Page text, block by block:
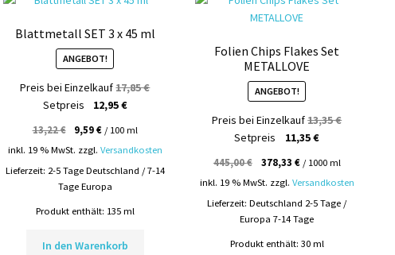
Blattmetall SET 3 x 45 ml
ANGEBOT!
Preis bei Einzelkauf17,85€Ursprünglicher
Setpreis 12,95€Aktueller
12,95 €.
13,22€ 9,59€ / 100 ml
inkl. 19 % MwSt. zzgl. Versandkosten
Lieferzeit: 2-5 Tage Deutschland / 7-14
Tage Europa
Produkt enthält: 135 ml
In den Warenkorb
Folien Chips Flakes Set
METALLOVE
ANGEBOT!
Preis bei Einzelkauf13,35€
Setpreis 11,35€Aktueller
11,35 €.
445,00€ 378,33 €/ 1000 ml
inkl. 19 % MwSt. zzgl. Versandkosten
Lieferzeit:Deutschland 2-5 Tage /
Europa 7-14 Tage
Produkt enthält: 30 ml